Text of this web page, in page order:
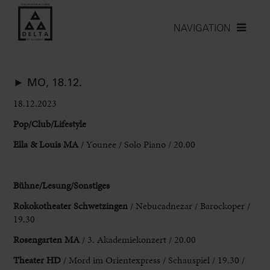
NAVIGATION
► MO, 18.12.
18.12.2023
Pop/Club/Lifestyle
Ella & Louis MA / Younee / Solo Piano / 20.00
Bühne/Lesung/Sonstiges
Rokokotheater Schwetzingen / Nebucadnezar / Barockoper /
19.30
Rosengarten MA / 3. Akademiekonzert / 20.00
Theater HD / Mord im Orientexpress / Schauspiel / 19.30 /